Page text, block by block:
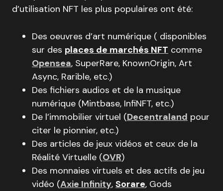
d’utilisation NFT les plus populaires ont été:
Des oeuvres d’art numérique ( disponibles
sur des places de marchés NFT comme
Opensea, SuperRare, KnownOrigin, Art
Async, Rarible, etc.)
Des fichiers audios et de la musique
numérique (Mintbase, InfiNFT, etc.)
De l’immobilier virtuel (Decentraland pour
citer le pionnier, etc.)
Des articles de jeux vidéos et ceux de la
Réalité Virtuelle (OVR)
Des monnaies virtuels et des actifs de jeu
vidéo (Axie Infinity, Sorare, Gods